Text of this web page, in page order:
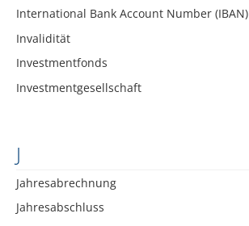
International Bank Account Number (IBAN)
Invalidität
Investmentfonds
Investmentgesellschaft
J
Jahresabrechnung
Jahresabschluss